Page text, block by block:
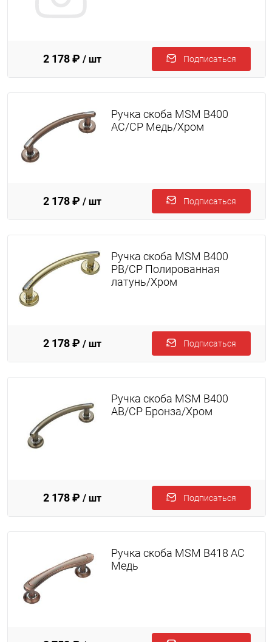
2 178 ₽ / шт Подписаться
Ручка скоба MSM B400
AC/CP Медь/Хром
2 178 ₽ / шт Подписаться
Ручка скоба MSM B400
PB/CP Полированная
латунь/Хром
2 178 ₽ / шт Подписаться
Ручка скоба MSM B400
AB/CP Бронза/Хром
2 178 ₽ / шт Подписаться
Ручка скоба MSM B418 AC
Медь